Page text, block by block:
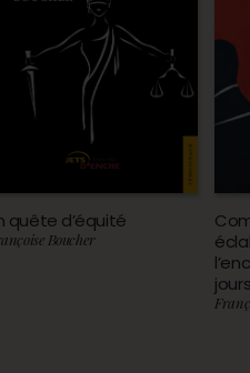
quête d’équité
Boucher
jours